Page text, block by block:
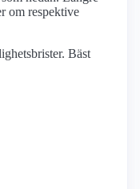
om respektive
Bäst